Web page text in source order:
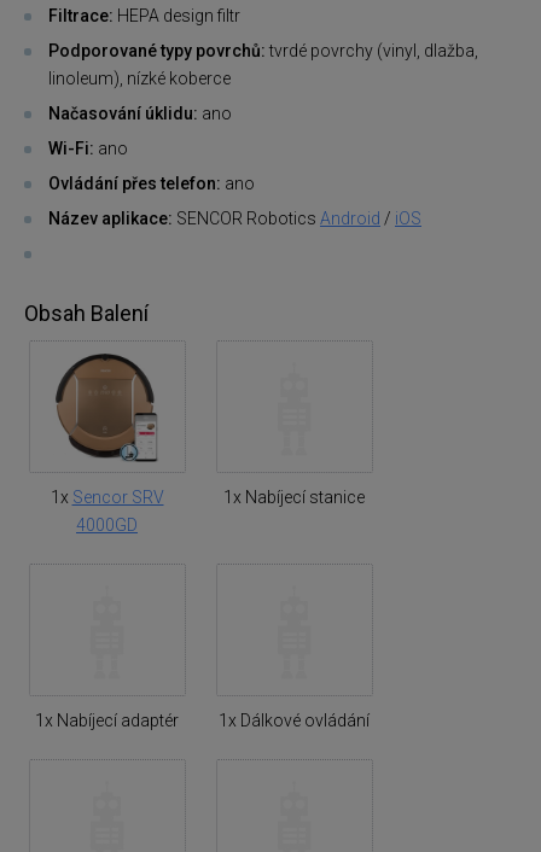
Filtrace: HEPA design filtr
Podporované typy povrchů:tvrdé povrchy (vinyl, dlažba,
linoleum), nízké koberce
Načasování úklidu: ano
Wi-Fi: ano
Ovládání přes telefon: ano
Název aplikace: SENCOR Robotics Android / iOS
Obsah Balení
1x Sencor SRV
4000GD
1x Nabíjecí stanice
1x Nabíjecí adaptér 1x Dálkové ovládání